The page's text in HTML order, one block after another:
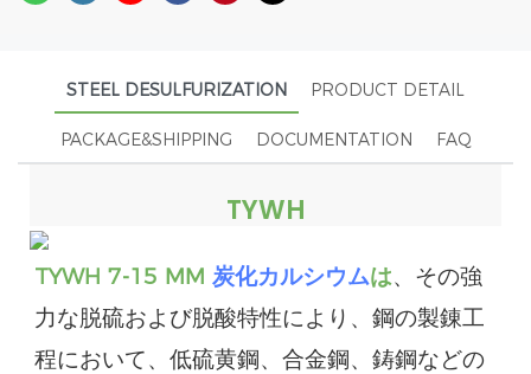
STEEL DESULFURIZATION PRODUCT DETAIL
PACKAGE&SHIPPING DOCUMENTATION FAQ
TYWH
TYWH 7-15 MM炭化カルシウムは、その強
力な脱硫および脱酸特性により、鋼の製錬工
程において、低硫黄鋼、合金鋼、鋳鋼などの